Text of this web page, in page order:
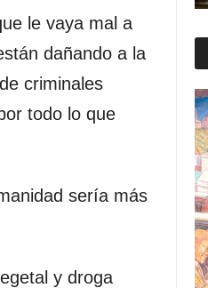
le vaya mal a
dañando a la
criminales
todo lo que
sería más
y droga